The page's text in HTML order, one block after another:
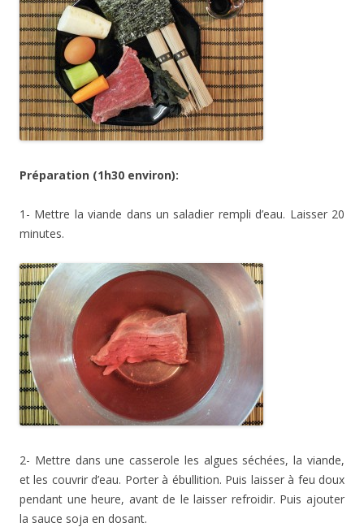
Préparation (1h30 environ):
1- Mettre la viande dans un saladier rempli d’eau. Laisser 20
minutes.
2- Mettre dans une casserole les algues séchées, la viande,
et les couvrir d’eau. Porter à ébullition. Puis laisser à feu doux
pendant une heure, avant de le laisser refroidir. Puis ajouter
la sauce soja en dosant.